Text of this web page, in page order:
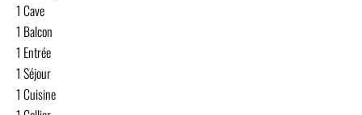
1 Cave
1 Balcon
1 Entrée
1 Séjour
1 Cuisine